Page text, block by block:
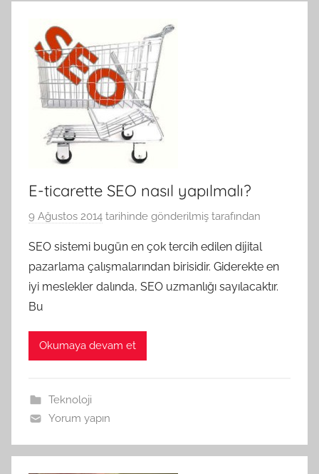
E-ticarette SEO nasıl yapılmalı?
9 Ağustos 2014 tarihinde gönderilmiş tarafından
SEO sistemi bugün en çok tercih edilen dijital
pazarlama çalışmalarından birisidir. Giderekte en
iyi meslekler dalında, SEO uzmanlığı sayılacaktır.
Bu
Okumaya devam et
Teknoloji
Yorum yapın